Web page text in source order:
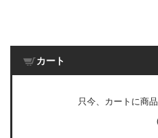
カート
只今、カートに商